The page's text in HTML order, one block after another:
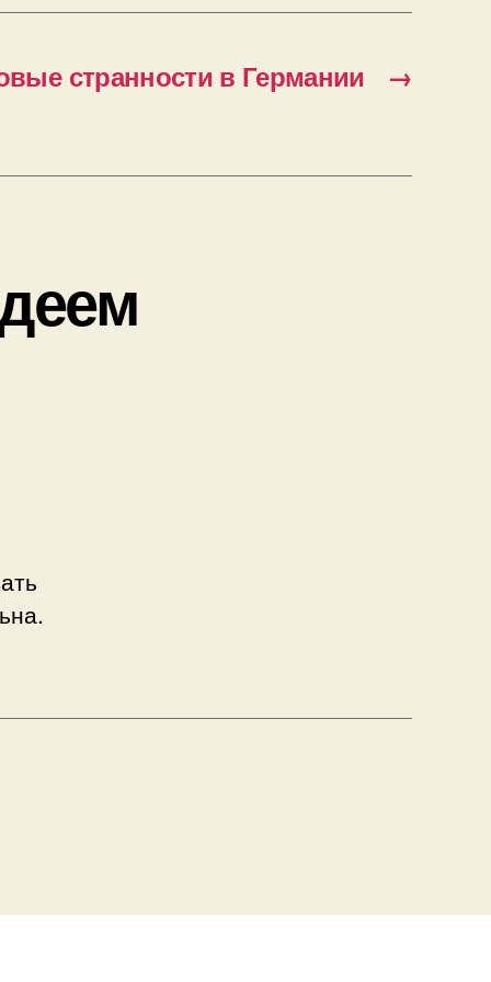
→
странности в Германии